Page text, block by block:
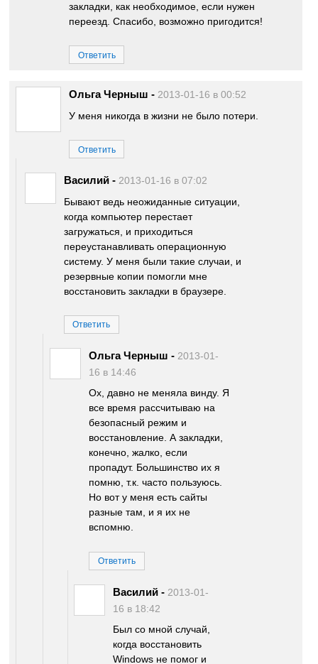
закладки, как необходимое, если нужен
переезд. Спасибо, возможно пригодится!
Ответить
Ольга Черныш - 2013-01-16 в 00:52
У меня никогда в жизни не было потери.
Ответить
Василий - 2013-01-16 в 07:02
Бывают ведь неожиданные ситуации,
когда компьютер перестает
загружаться, и приходиться
переустанавливать операционную
систему. У меня были такие случаи, и
резервные копии помогли мне
восстановить закладки в браузере.
Ответить
Ольга Черныш - 2013-01-
16 в 14:46
Ох, давно не меняла винду. Я
все время рассчитываю на
безопасный режим и
восстановление. А закладки,
конечно, жалко, если
пропадут. Большинство их я
помню, т.к. часто пользуюсь.
Но вот у меня есть сайты
разные там, и я их не
вспомню.
Ответить
Василий - 2013-01-
16 в 18:42
Был со мной случай,
когда восстановить
Windows не помог и